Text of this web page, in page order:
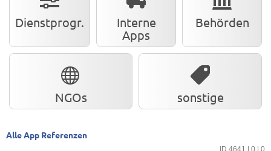
Dienstprogr.
Interne
Apps
Behörden
NGOs sonstige
Alle App Referenzen
ID 4641 | 0 | 0